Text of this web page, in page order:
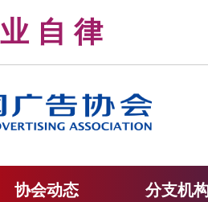
业 自 律
协会动态 分支机